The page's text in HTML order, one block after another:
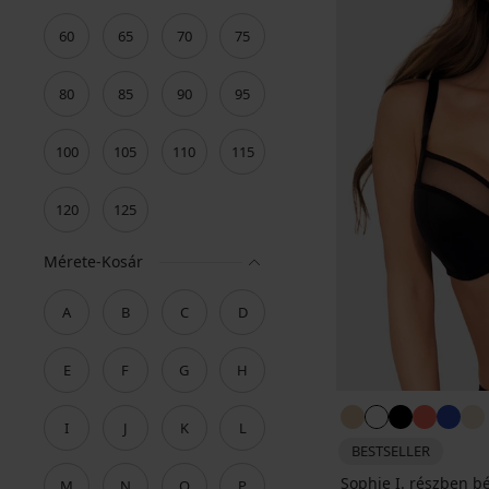
60 65 70 75
80 85 90 95
100 105 110 115
120 125
Mérete-Kosár
A B C D
E F G H
I J K L
BESTSELLER
Sophie I. részben